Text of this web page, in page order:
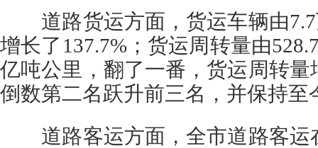
道路货运方面，货运车辆由7.7
增长了137.7%；货运周转量由
亿吨公里，翻了一番，货运周转量
倒数第二名跃升前三名，并保持至
道路客运方面，全市道路客运